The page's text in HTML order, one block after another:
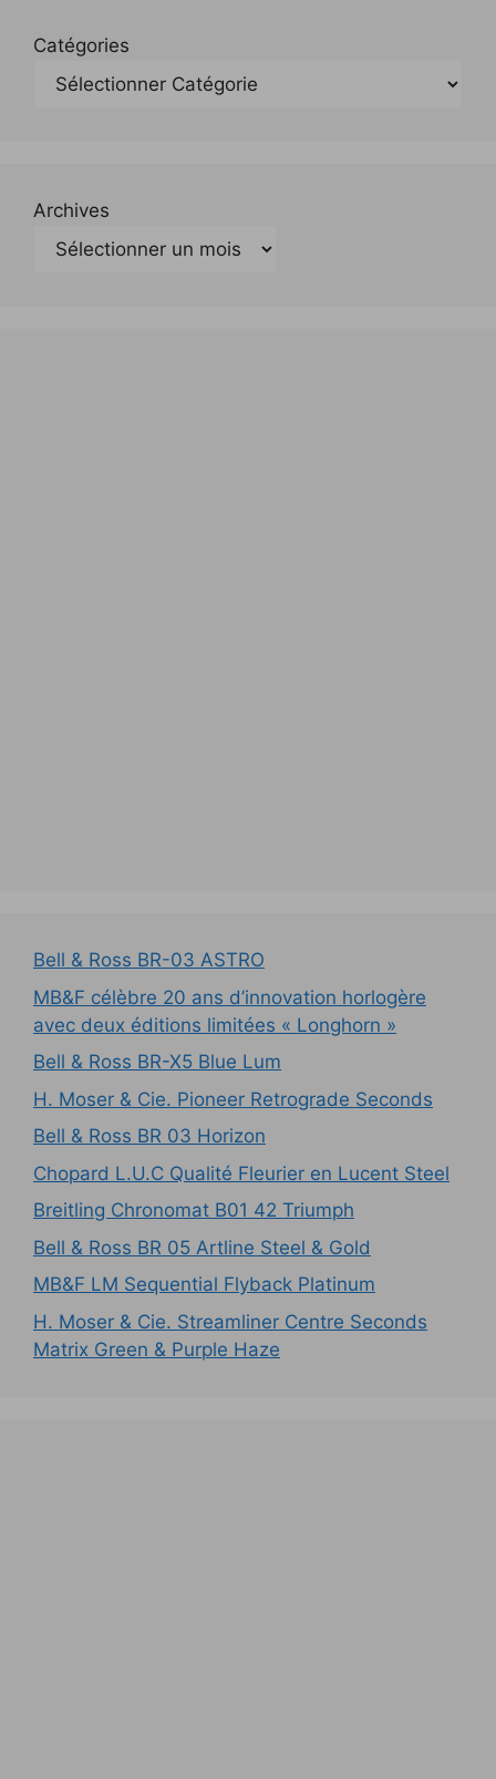
Catégories
Archives
Bell & Ross BR-03 ASTRO
MB&F célèbre 20 ans d’innovation horlogère
avec deux éditions limitées « Longhorn »
Bell & Ross BR-X5 Blue Lum
H. Moser & Cie. Pioneer Retrograde Seconds
Bell & Ross BR 03 Horizon
Chopard L.U.C Qualité Fleurier en Lucent Steel
Breitling Chronomat B01 42 Triumph
Bell & Ross BR 05 Artline Steel & Gold
MB&F LM Sequential Flyback Platinum
H. Moser & Cie. Streamliner Centre Seconds
Matrix Green & Purple Haze